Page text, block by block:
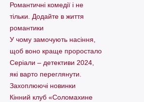
Романтичні комедії і не
тільки. Додайте в життя
романтики
У чому замочують насіння,
щоб воно краще проростало
Серіали – детективи 2024,
які варто пеpеглянути.
Захоплюючі новинки
Кінний клуб «Соломахине